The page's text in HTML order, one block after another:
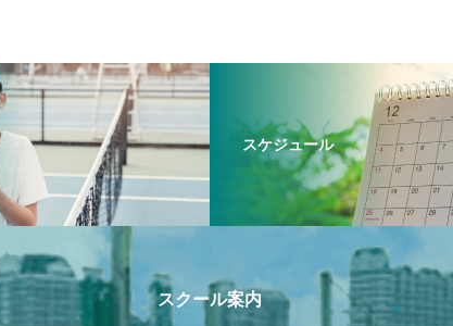
スケジュール
スクール案内